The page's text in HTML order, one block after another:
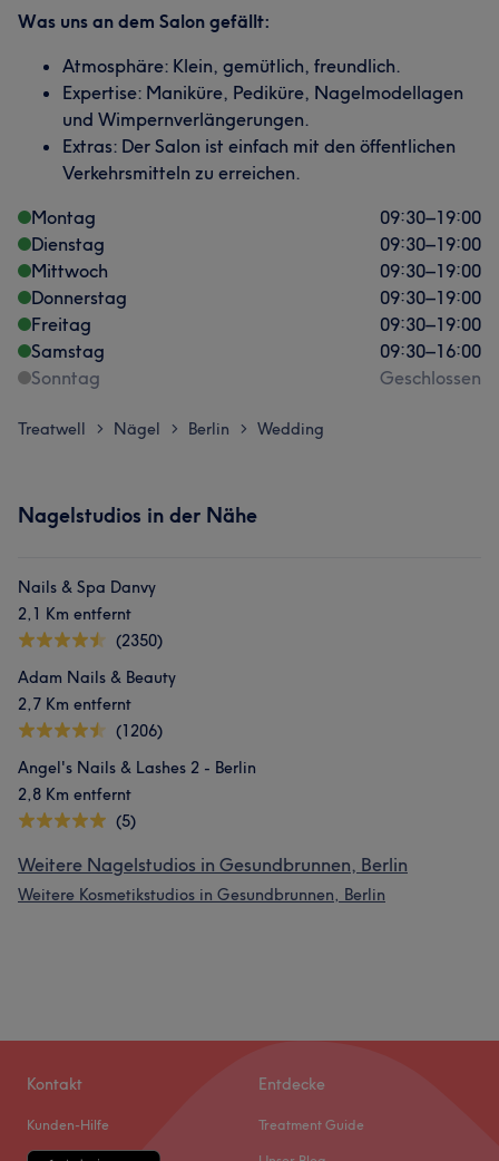
Was uns an dem Salon gefällt:
Atmosphäre: Klein, gemütlich, freundlich.
Expertise: Maniküre, Pediküre, Nagelmodellagen
und Wimpernverlängerungen.
Extras: Der Salon ist einfach mit den öffentlichen
Verkehrsmitteln zu erreichen.
Montag
09:30–19:00
Dienstag
09:30–19:00
Mittwoch
09:30–19:00
Donnerstag
09:30–19:00
Freitag
09:30–19:00
Samstag
09:30–16:00
Sonntag
Geschlossen
Treatwell > Nägel > Berlin > Wedding
Nagelstudios in der Nähe
Nails & Spa Danvy
2,1 Km entfernt
(2350)
Adam Nails & Beauty
2,7 Km entfernt
(1206)
Angel's Nails & Lashes 2 - Berlin
2,8 Km entfernt
(5)
Weitere Nagelstudios in Gesundbrunnen, Berlin
Weitere Kosmetikstudios in Gesundbrunnen, Berlin
Kontakt
Kunden-Hilfe
Entdecke
Treatment Guide